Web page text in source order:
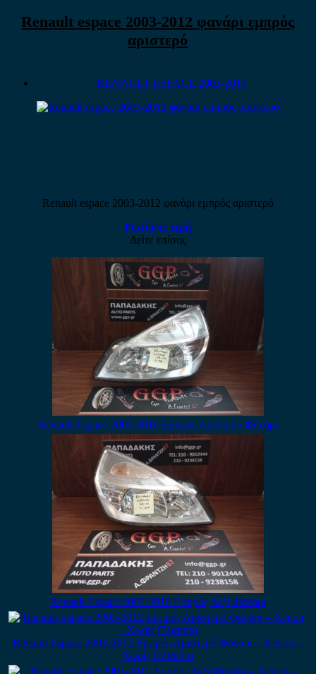
Renault espace 2003-2012 φανάρι εμπρός
αριστερό
RENAULT ESPACE 2003-2014
Renault espace 2003-2012 φανάρι εμπρός αριστερό
Ρωτήστε τιμή
Δείτε επίσης
Renault Espace 2003-2010 Εμπρός Αριστερό Φανάρι
Renault Espace 2003-2010 Εμπρός Δεξί Φανάρι
Renault Espace 2003-2012 Εμπρός Αριστερό Φανάρι – Xenon –
Χωρίς Πλακέτα